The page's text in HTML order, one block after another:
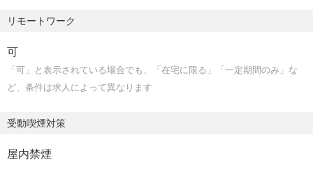
プロセスの標準化： 無駄な会議や報告書を減らし、チーム
が本来の業務に集中できる環境を作ります。
4. 秘書業務の効率的な実施（代表の基盤支え）
代表の時間創出： スケジュール管理や出張手配、経費精
化し、代表がプロジェクトの経営判断に集中できる時間を
最大化します。
・運動会（5月沖縄大会2泊3日・10月東京大会1泊2日）
・新年参拝→新年会／お花見／バーベキュー大会／納会
・忘年会（12月箱根1泊2日）
■研修制度
・理念研修
・礼儀研修
・成果をあげるために必要なスキルを備えているか
・礼儀正しく謙虚であるか
・海外や社内外の方々と連携できる幅広いコミュニケーシ
・社会人として最低限のビジネスマナーが身に付いている
方
リモートワーク
可
「可」と表示されている場合でも、「在宅に限る」「一定期間のみ」な
ど、条件は求人によって異なります
受動喫煙対策
屋内禁煙